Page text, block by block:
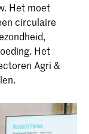
Het moet
circulaire
Het
Agri &